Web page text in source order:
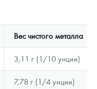
Вес чистого металла
3,11 г (1/10 унции)
7,78 г (1/4 унции)